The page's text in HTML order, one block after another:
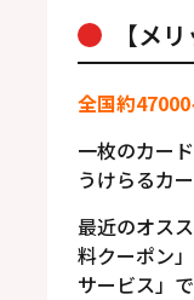
【メ
全国約
一枚のカー
うけらるカ
最近のオス
料クーポン
サービス」で